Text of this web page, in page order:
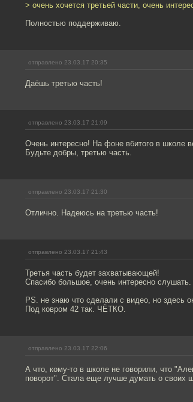
> очень хочется третьей части, очень
Полностью поддерживаю.
отправлено 23.03.17 20:35
Даёшь третью часть!
отправлено 23.03.17 21:09
Очень интересно! На фоне вбитого в школе
Будьте добры, третью часть.
отправлено 23.03.17 21:30
Отлично. Надеюсь на третью часть!
отправлено 23.03.17 21:43
Третья часть будет захватывающей!
Спасибо большое, очень интересно слушать.
PS. не знаю что сделали с видео, но здесь
Под ковром 42 так. ЧЁТКО.
отправлено 23.03.17 22:06
А что, кому-то в школе не говорили, что
поворот". Стала еще лучше думать о своих